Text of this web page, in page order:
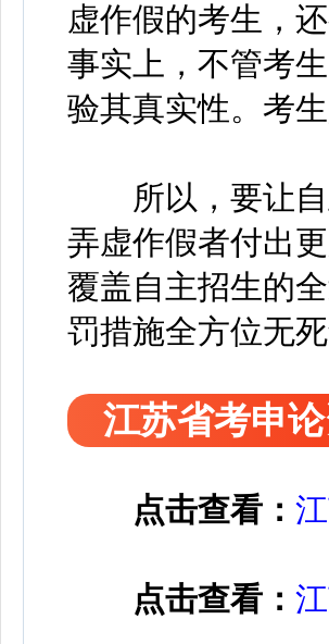
虚作假的考生，
事实上，不管考
验其真实性。考
所以，要让自
弄虚作假者付出
覆盖自主招生的
罚措施全方位无
江苏省考申
点击查看：
点击查看：